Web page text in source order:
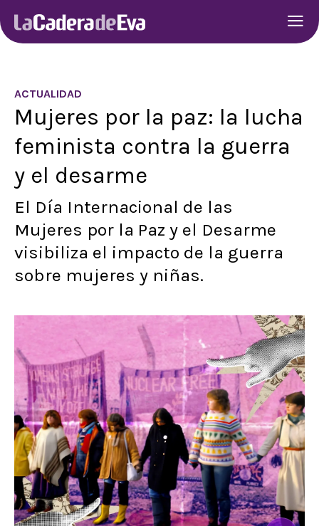
ACTUALIDAD
Mujeres por la paz: la lucha
feminista contra la guerra
y el desarme
El Día Internacional de las
Mujeres por la Paz y el Desarme
visibiliza el impacto de la guerra
sobre mujeres y niñas.